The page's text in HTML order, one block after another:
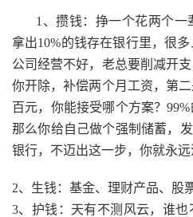
1、攒钱：挣一个花两个一
拿出10%的钱存在银行里，很
公司经营不好，老总要削减开
你开除，补偿两个月工资，第
百元，你能接受哪个方案？
那么你给自己做个强制储蓄，
银行，不迈出这一步，你就永远
2、生钱：基金、理财产品、股
3、护钱：天有不测风云，谁